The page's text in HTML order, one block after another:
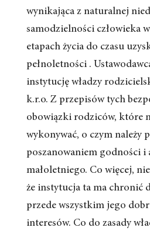
wynikająca z naturalnej
samodzielności człowieka
etapach życia do czasu
pełnoletności .
instytucję władzy
k.r.o. Z przepisów tych
obowiązki rodziców, które
wykonywać, o czym należy
poszanowaniem godności
małoletniego. Co więcej,
że instytucja ta ma chronić
przede wszystkim jego
interesów. Co do zasady